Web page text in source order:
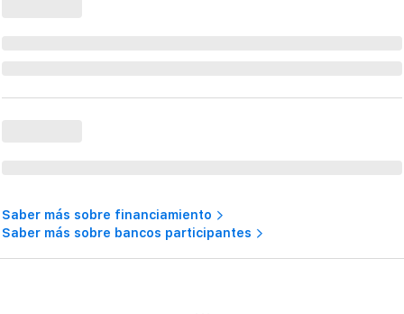
Saber más sobre financiamiento
Saber más sobre bancos participantes